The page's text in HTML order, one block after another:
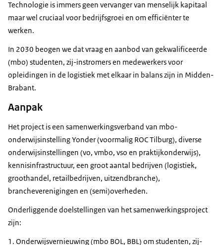
Technologie is immers geen vervanger van menselijk kapitaal
maar wel cruciaal voor bedrijfsgroei en om efficiënter te
werken.
In 2030 beogen we dat vraag en aanbod van gekwalificeerde
(mbo) studenten, zij-instromers en medewerkers voor
opleidingen in de logistiek met elkaar in balans zijn in Midden-
Brabant.
Aanpak
Het project is een samenwerkingsverband van mbo-
onderwijsinstelling Yonder (voormalig ROC Tilburg), diverse
onderwijsinstellingen (vo, vmbo, vso en praktijkonderwijs),
kennisinfrastructuur, een groot aantal bedrijven (logistiek,
groothandel, retailbedrijven, uitzendbranche),
brancheverenigingen en (semi)overheden.
Onderliggende doelstellingen van het samenwerkingsproject
zijn:
Onderwijsvernieuwing (mbo BOL, BBL) om studenten, zij-